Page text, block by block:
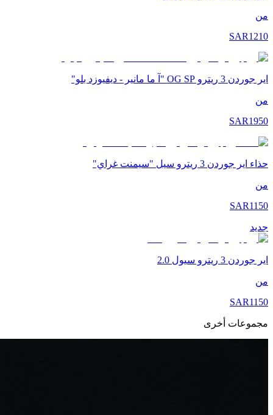
من
SAR1210
اير جوردن 3 ريترو OG SP "آ ما مانير - ديفيوزد بلو"
من
SAR1950
حذاء اير جوردن 3 ريترو سيل "سيمنت غراي"
من
SAR1150
جديد
اير جوردن 3 ريترو سيول 2.0
من
SAR1150
مجموعات أخرى